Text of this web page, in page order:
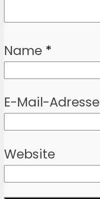
Name *
E-Mail-Adresse
Website